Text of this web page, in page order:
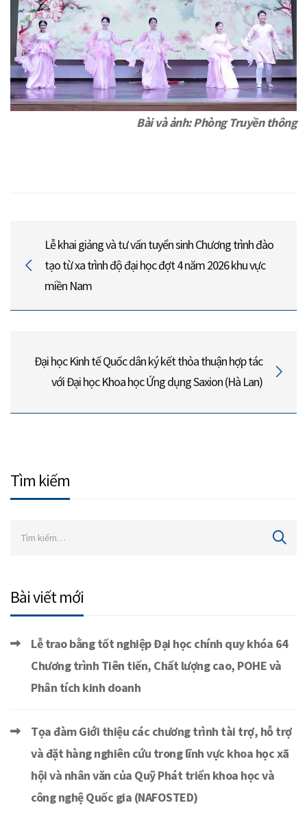
Bài và ảnh: Phòng Truyền thông
Lễ khai giảng và tư vấn tuyển sinh Chương trình đào
tạo từ xa trình độ đại học đợt 4 năm 2026 khu vực
miền Nam
Đại học Kinh tế Quốc dân ký kết thỏa thuận hợp tác
với Đại học Khoa học Ứng dụng Saxion (Hà Lan)
Tìm kiếm
Bài viết mới
Lễ trao bằng tốt nghiệp Đại học chính quy khóa 64
Chương trình Tiên tiến, Chất lượng cao, POHE và
Phân tích kinh doanh
Tọa đàm Giới thiệu các chương trình tài trợ, hỗ trợ
và đặt hàng nghiên cứu trong lĩnh vực khoa học xã
hội và nhân văn của Quỹ Phát triển khoa học và
công nghệ Quốc gia (NAFOSTED)